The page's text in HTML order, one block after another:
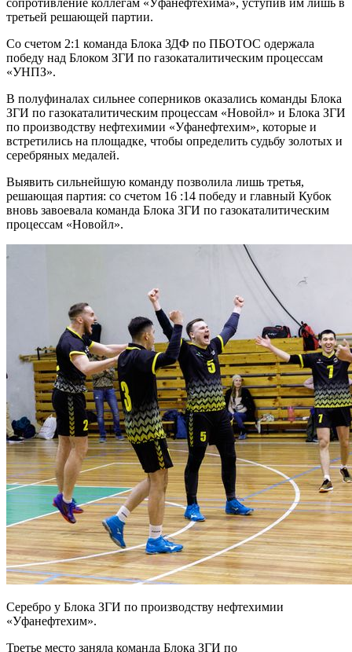
третьей решающей партии.
Со счетом 2:1 команда Блока ЗДФ по ПБОТОС одержала
победу над Блоком ЗГИ по газокаталитическим процессам
«УНПЗ».
В полуфиналах сильнее соперников оказались команды Блока
ЗГИ по газокаталитическим процессам «Новойл» и Блока ЗГИ
по производству нефтехимии «Уфанефтехим», которые и
встретились на площадке, чтобы определить судьбу золотых и
серебряных медалей.
Выявить сильнейшую команду позволила лишь третья,
решающая партия: со счетом 16 :14 победу и главный Кубок
вновь завоевала команда Блока ЗГИ по газокаталитическим
процессам «Новойл».
Серебро у Блока ЗГИ по производству нефтехимии
«Уфанефтехим».
Третье место заняла команда Блока ЗГИ по